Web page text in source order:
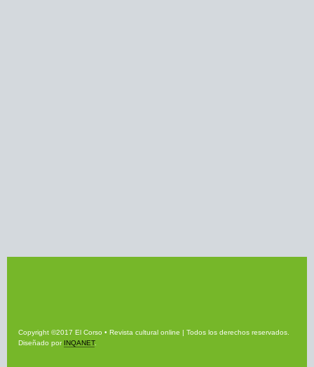
Copyright ©2017 El Corso • Revista cultural online | Todos los derechos reservados.
Diseñado por INQANET.